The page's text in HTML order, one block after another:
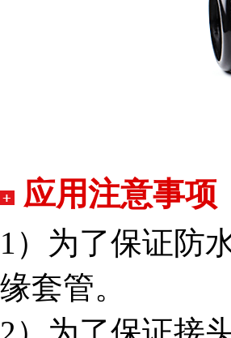
应用注意事项
1）为了保证防
缘套管。